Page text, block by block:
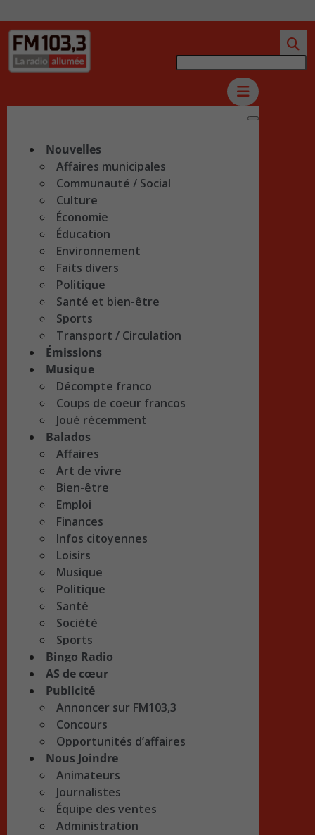
Nouvelles
Affaires municipales
Communauté / Social
Culture
Économie
Éducation
Environnement
Faits divers
Politique
Santé et bien-être
Sports
Transport / Circulation
Émissions
Musique
Décompte franco
Coups de coeur francos
Joué récemment
Balados
Affaires
Art de vivre
Bien-être
Emploi
Finances
Infos citoyennes
Loisirs
Musique
Politique
Santé
Société
Sports
Bingo Radio
AS de cœur
Publicité
Annoncer sur FM103,3
Concours
Opportunités d’affaires
Nous Joindre
Animateurs
Journalistes
Équipe des ventes
Administration